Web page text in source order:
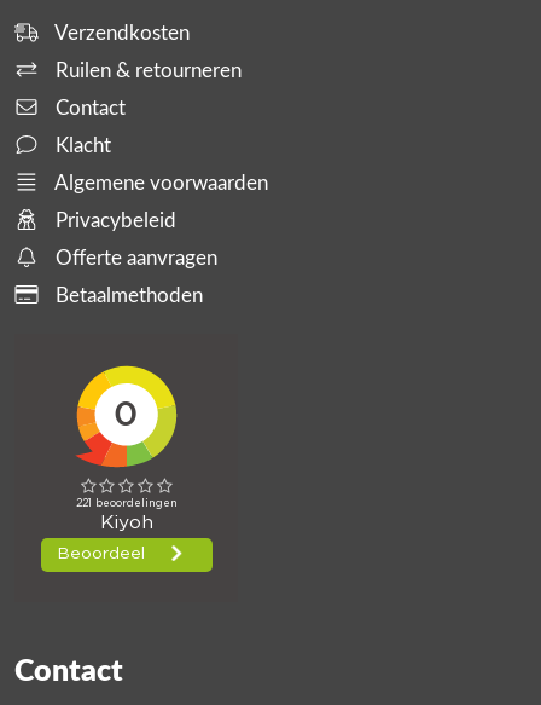
Verzendkosten
Ruilen & retourneren
Contact
Klacht
Algemene voorwaarden
Privacybeleid
Offerte aanvragen
Betaalmethoden
Contact